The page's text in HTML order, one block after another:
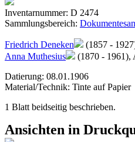
Inventarnummer: D 2474
Sammlungsbereich:
Friedrich Deneken
(1857 -
Anna Muthesius
(1870 - 1961),
Datierung: 08.01.1906
Material/Technik: Tinte auf Papier
1 Blatt beidseitig beschrieben.
Ansichten in